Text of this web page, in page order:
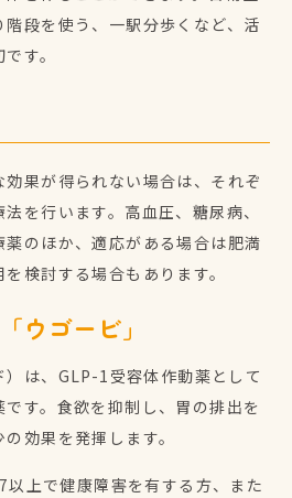
段を使う、一駅分歩くなど、活
す。
果が得られない場合は、それぞ
を行います。高血圧、糖尿病、
のほか、適応がある場合は肥満
検討する場合もあります。
ウゴービ」
）は、GLP-1受容体作動薬として
す。食欲を抑制し、胃の排出を
効果を発揮します。
上で健康障害を有する方、また